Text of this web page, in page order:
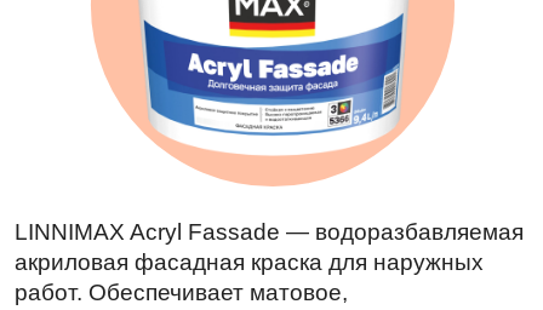
LINNIMAX Acryl Fassade — водоразбавляемая
акриловая фасадная краска для наружных
работ. Обеспечивает матовое,
к щелочам и УФ. Паропроницаемая,
с водоотталкивающим эффектом, хорошо
укрывает основание. Подходит для
минеральных поверхностей и систем